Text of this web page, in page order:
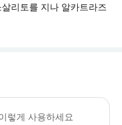
리토를 지나 알카트라즈
이 규정: - 5세 미만 어린이는 무
렇게 사용하세요